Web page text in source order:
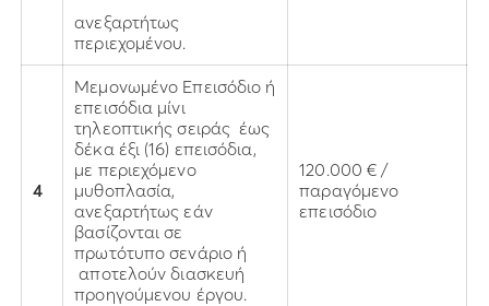
ανεξαρτήτως
περιεχομένου.
4
Μεμονωμένο Επεισόδιο ή
επεισόδια μίνι
τηλεοπτικής σειράς έως
δέκα έξι (16) επεισόδια,
με περιεχόμενο
μυθοπλασία,
ανεξαρτήτως εάν
βασίζονται σε
πρωτότυπο σενάριο ή
αποτελούν διασκευή
προηγούμενου έργου.
120.000 € /
παραγόμενο
επεισόδιο